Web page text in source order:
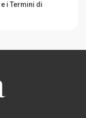
e i Termini di